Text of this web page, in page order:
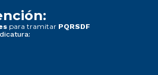
para tramitar PQRSDF